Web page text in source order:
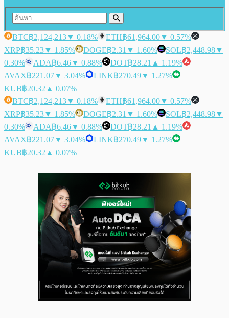
BTC฿2,124,213▼ 0.18% ETH฿61,964.00▼ 0.57%
XRP฿35.23▼ 1.85% DOGE฿2.31 ▼ 1.60% SOL฿2,448.98▼
0.30%
ADA฿6.46▼ 0.88% DOT฿28.21 ▲ 1.19%
AVAX฿221.07▼ 3.04% LINK฿270.49▼ 1.27%
KUB฿20.32 ▲ 0.07%
BTC฿2,124,213▼ 0.18% ETH฿61,964.00▼ 0.57%
XRP฿35.23▼ 1.85% DOGE฿2.31 ▼ 1.60% SOL฿2,448.98▼
0.30%
ADA฿6.46▼ 0.88% DOT฿28.21 ▲ 1.19%
AVAX฿221.07▼ 3.04% LINK฿270.49▼ 1.27%
KUB฿20.32 ▲ 0.07%